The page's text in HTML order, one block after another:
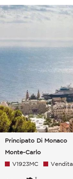
Principato Di Monaco
Monte-Carlo
V1923MC Vendita